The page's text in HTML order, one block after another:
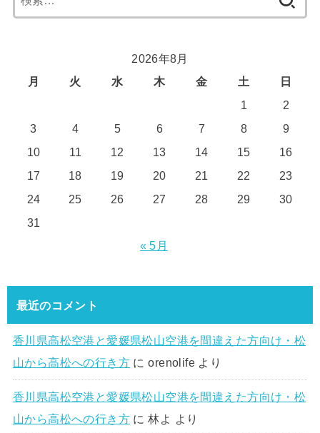
索:
2026年8月
月
火 水 木 金 土
日
1
2
3
4 5 6 7 8
9
10
11 12 13 14 15
16
17
18 19 20 21 22
23
24
25 26 27 28 29
30
31
« 5月
最近のコメント
香川県高松空港と愛媛県松山空港を間違えた方向け・松
山から高松への行き方 にorenolife より
香川県高松空港と愛媛県松山空港を間違えた方向け・松
山から高松への行き方 に林よ より